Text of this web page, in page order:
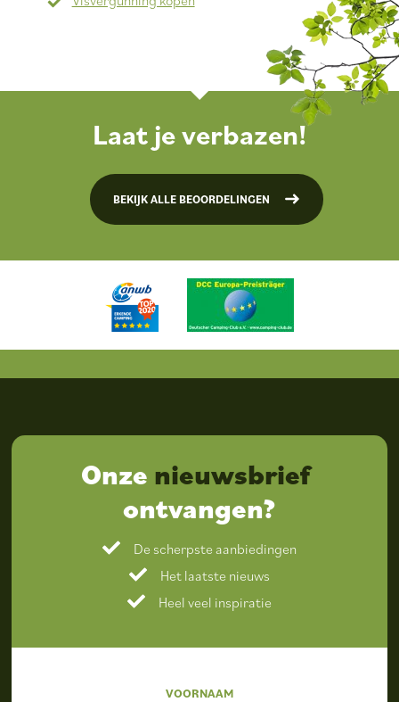
Laat je verbazen!
BEKIJK ALLE BEOORDELINGEN
Onze nieuwsbrief
ontvangen?
De scherpste aanbiedingen
Het laatste nieuws
Heel veel inspiratie
VOORNAAM